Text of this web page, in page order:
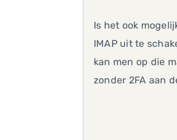
Is het ook
IMAP uit te
kan men op die
zonder 2FA aan